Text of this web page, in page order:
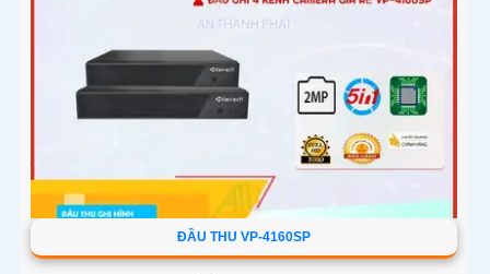
ĐẦU THU VP-4160SP